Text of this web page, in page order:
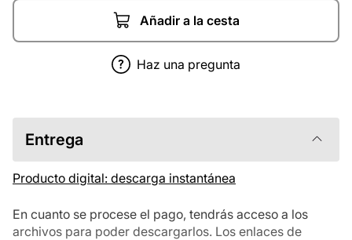
Añadir a la cesta
Haz una pregunta
Entrega
Producto digital: descarga instantánea
En cuanto se procese el pago, tendrás acceso a los
archivos para poder descargarlos. Los enlaces de